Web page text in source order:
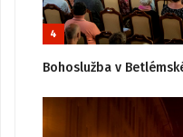
4
Bohoslužba v